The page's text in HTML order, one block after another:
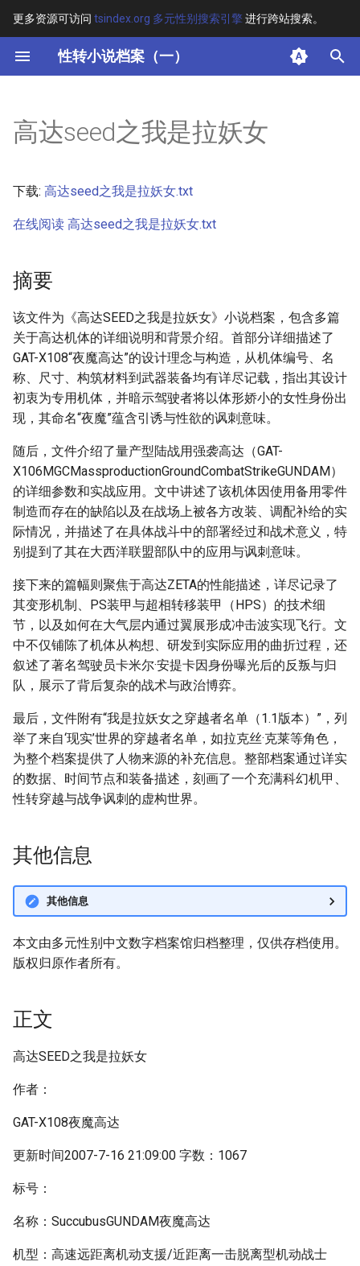
更多资源可访问 tsindex.org 多元性别搜索引擎进行跨站搜索。
性转小说档案（一）
键
开
搜
索
其他信息
正文
高达seed之我是拉妖女
下载: 高达seed之我是拉妖女.txt
在线阅读 高达seed之我是拉妖女.txt
摘要
该文件为《高达SEED之我是拉妖女》小说档案，包含多篇
关于高达机体的详细说明和背景介绍。首部分详细描述了
GAT-X108“夜魔高达”的设计理念与构造，从机体编号、名
称、尺寸、构筑材料到武器装备均有详尽记载，指出其设计
初衷为专用机体，并暗示驾驶者将以体形娇小的女性身份出
现，其命名“夜魔”蕴含引诱与性欲的讽刺意味。
随后，文件介绍了量产型陆战用强袭高达（GAT-
X106MGCMassproductionGroundCombatStrikeGUNDAM）
的详细参数和实战应用。文中讲述了该机体因使用备用零件
制造而存在的缺陷以及在战场上被各方改装、调配补给的实
际情况，并描述了在具体战斗中的部署经过和战术意义，特
别提到了其在大西洋联盟部队中的应用与讽刺意味。
接下来的篇幅则聚焦于高达ZETA的性能描述，详尽记录了
其变形机制、PS装甲与超相转移装甲（HPS）的技术细
节，以及如何在大气层内通过翼展形成冲击波实现飞行。文
中不仅铺陈了机体从构想、研发到实际应用的曲折过程，还
叙述了著名驾驶员卡米尔·安提卡因身份曝光后的反叛与归
队，展示了背后复杂的战术与政治博弈。
最后，文件附有“我是拉妖女之穿越者名单（1.1版本）”，列
举了来自‘现实’世界的穿越者名单，如拉克丝·克莱等角色，
为整个档案提供了人物来源的补充信息。整部档案通过详实
的数据、时间节点和装备描述，刻画了一个充满科幻机甲、
性转穿越与战争讽刺的虚构世界。
其他信息
其他信息
本文由多元性别中文数字档案馆归档整理，仅供存档使用。
版权归原作者所有。
正文
高达SEED之我是拉妖女
作者：
GAT-X108夜魔高达
更新时间2007-7-16 21:09:00 字数：1067
标号：
名称：SuccubusGUNDAM夜魔高达
机型：高速远距离机动支援/近距离一击脱离型机动战士